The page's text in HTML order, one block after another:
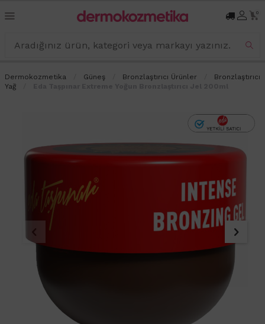
0
Dermokozmetika Güneş Bronzlaştırıcı Ürünler
Bronzlaştırıcı
Yağ